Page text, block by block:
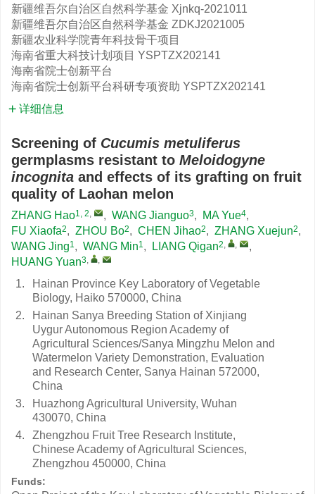
新疆维吾尔自治区自然科学基金 Xjnkq-2021011
新疆维吾尔自治区自然科学基金 ZDKJ2021005
新疆农业科学院青年科技骨干项目
海南省重大科技计划项目 YSPTZX202141
海南省院士创新平台
海南省院士创新平台科研专项资助 YSPTZX202141
详细信息
Screening of Cucumis metuliferus
germplasms resistant to Meloidogyne
incognita and effects of its grafting on fruit
quality of Laohan melon
ZHANG Hao1, 2, , WANG Jianguo3, MA Yue4,
FU Xiaofa2, ZHOU Bo2, CHEN Jihao2, ZHANG Xuejun2,
WANG Jing1, WANG Min1, LIANG Qigan2, ,
,
HUANG Yuan3, ,
1.
Hainan Province Key Laboratory of Vegetable
Biology, Haiko 570000, China
2.
Hainan Sanya Breeding Station of Xinjiang
Uygur Autonomous Region Academy of
Agricultural Sciences/Sanya Mingzhu Melon and
Watermelon Variety Demonstration, Evaluation
and Research Center, Sanya Hainan 572000,
China
3.
Huazhong Agricultural University, Wuhan
430070, China
4.
Zhengzhou Fruit Tree Research Institute,
Chinese Academy of Agricultural Sciences,
Zhengzhou 450000, China
Funds: